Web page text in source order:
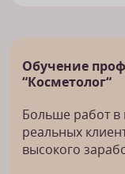
Обучение
“Косметолог“
Больше работ в
реальных
высокого